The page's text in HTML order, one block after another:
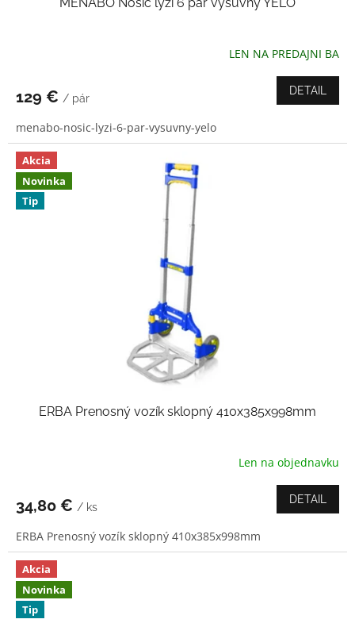
MENABO Nosič lyží 6 pár výsuvný YELO
je
z
5
hviezdičiek.
LEN NA PREDAJNI BA
129 € / pár
DETAIL
menabo-nosic-lyzi-6-par-vysuvny-yelo
Akcia
Novinka
Tip
ERBA Prenosný vozík sklopný 410x385x998mm
je
z
5
hviezdičiek.
Len na objednavku
34,80 € / ks
DETAIL
ERBA Prenosný vozík sklopný 410x385x998mm
Akcia
Novinka
Tip